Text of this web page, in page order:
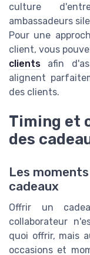
culture
ambassadeurs
Pour une
client, vous
clients afin
alignent
des clients.
Timing et
des
Les
cadeaux
Offrir un
collaborateur
quoi offrir, mais
occasions et